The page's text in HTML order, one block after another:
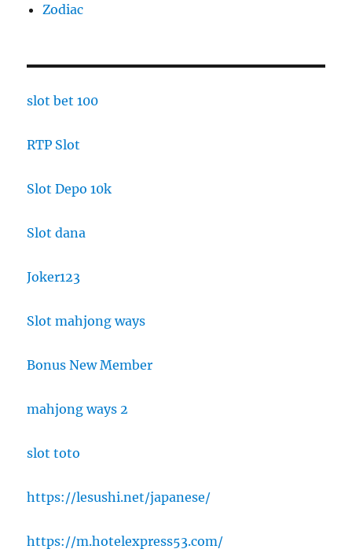
Zodiac
slot bet 100
RTP Slot
Slot Depo 10k
Slot dana
Joker123
Slot mahjong ways
Bonus New Member
mahjong ways 2
slot toto
https://lesushi.net/japanese/
https://m.hotelexpress53.com/